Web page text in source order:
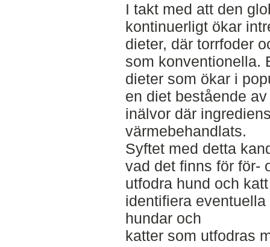
I takt med att den
kontinuerligt ökar
dieter, där torrfoder
som konventionella.
dieter som ökar i
en diet bestående
inälvor där
värmebehandlats.
Syftet med detta
vad det finns för för-
utfodra hund och
identifiera
hundar och
katter som utfodras